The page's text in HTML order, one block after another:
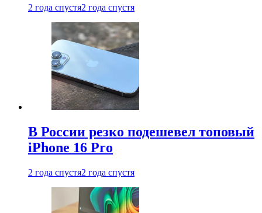
2 года спустя2 года спустя
В России резко подешевел топовый
iPhone 16 Pro
2 года спустя2 года спустя